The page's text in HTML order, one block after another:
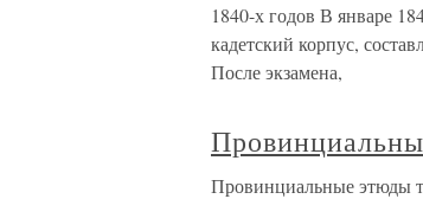
1840-х годов В январе
кадетский корпус,
После экзамена,
Провинциальные этюды